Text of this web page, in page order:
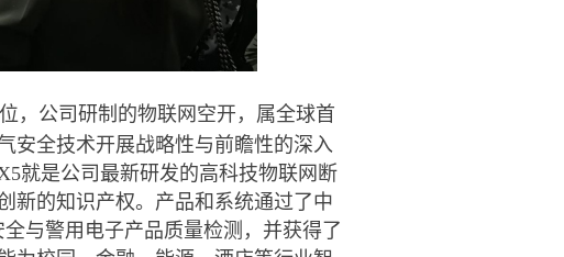
，公司研制的物联网空开，属全球首
安全技术开展战略性与前瞻性的深入
就是公司最新研发的高科技物联网断
新的知识产权。产品和系统通过了中
与警用电子产品质量检测，并获得了